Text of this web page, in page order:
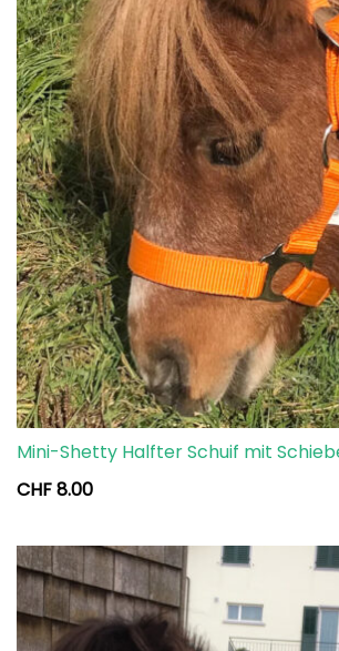
Mini-Shetty Halfter Schuif mit
CHF8.00